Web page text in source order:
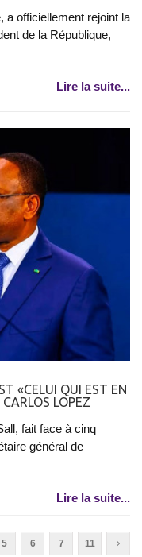
a officiellement rejoint la
de la République,
Lire la suite...
«CELUI QUI EST EN
LOPEZ
fait face à cinq
général de
Lire la suite...
5 6 7 11